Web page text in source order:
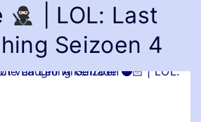
| LOL: Last
Seizoen 4